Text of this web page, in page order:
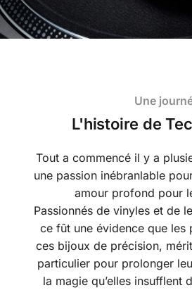
Une
L'histoire de
Tout a commencé il y a
une passion inébranlable
amour profond pour
Passionnés de vinyles et de
ce fût une évidence que les
ces bijoux de précision,
particulier pour prolonger
la magie qu’elles insufflent